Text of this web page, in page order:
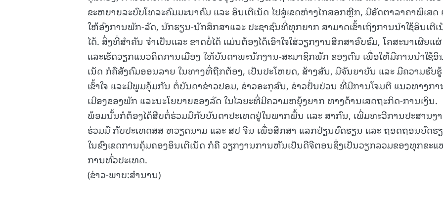
ຂະຫຍາຍລະບົບໂທລະຄົມມະນາຄົມ ແລະ ອິນເຕີເນັດ ໄປສູ່ເຂດຫ່າງໄກສອກຫຼີກ, ມີອັດຕາລາຄາພິເສດ
ໃຫ້ອົງການພັກ-ລັດ, ນັກຮຽນ-ນັກສຶກສາແລະ ປະຊາຊົນທີ່ທຸກຍາກ ສາມາດເຂົ້າເຖິງການນໍາໃຊ້ອິນເຕີເ
ໄດ້. ສິ່ງທີ່ສຳຄັນ ຈຳເປັນແລະ ຂາດບໍ່ໄດ້ ແມ່ນຕ້ອງໄດ້ເອົາໃຈໃສ່ວຽກງານສຶກສາອົບຮົມ, ໂຄສະນາເຜີຍແຜ່
ແລະເຮັດວຽກແນວຄິດການເມືອງ ໃຫ້ບັນດາພະນັກງານ-ສະມາຊິກພັກ ຂອງຕົນ ເພື່ອໃຫ້ມີການນໍາໃຊ້ອິ
ເນັດ ກໍຄືສັງຄົມອອນລາຍ ໃນທາງທີ່ຖືກຕ້ອງ, ເປັນປະໂຫຍດ, ສ້າງສັນ, ມີຈັນຍາບັນ ແລະ ມີຄວາມຮັບຮູ້
ເຂົ້າໃຈ ແລະມີພູມຄຸ້ມກັນ ຕໍ່ບັນດາຂ່າວປອມ, ຂ່າວອະກຸສົນ, ຂ່າວປັ່ນປ່ວນ ທີ່ມີການໂຈມຕີ ແນວທາງກາ
ເມືອງຂອງພັກ ແລະນະໂຍບາຍຂອງລັດ ໃນໄລຍະທີ່ມີຄວາມຫຍຸ້ງຍາກ ທາງດ້ານເສດຖະກິດ-ການເງິນ.
ພ້ອມນັ້ນກໍຕ້ອງໄດ້ສືບຕໍ່ຮ່ວມມືກັບບັນດາປະເທດຢູ່ໃນພາກພື້ນ ແລະ ສາກົນ, ເພີ່ມທະວີການປະສານງ
ຮ່ວມມື ກັບປະເທດສສ ຫວຽດນາມ ແລະ ສປ ຈີນ ເພື່ອສຶກສາ ແລກປ່ຽນບົດຮຽນ ແລະ ຖອດຖອນບົດຮ
ໃນຂົງເຂດການຄຸ້ມຄອງອິນເຕີເນັດ ກໍຄື ວຽກງານການຫັນເປັນດີຈີຕອນຊຶ່ງເປັນວຽກລວມຂອງທຸກຂະ
ການທົ່ວປະເທດ.
(ຂ່າວ-ພາບ:ສຳນານ)